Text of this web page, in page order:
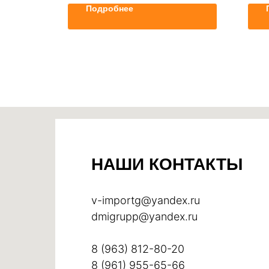
Подробнее
НАШИ КОНТАКТЫ
v-importg@yandex.ru
dmigrupp@yandex.ru
8 (963) 812-80-20
8 (961) 955-65-66